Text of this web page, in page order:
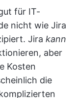
für IT-
nicht wie Jira
Jira kann
aber
Kosten
die